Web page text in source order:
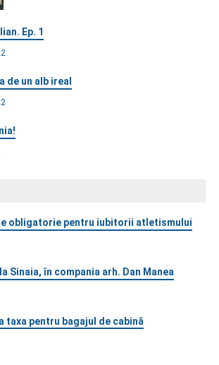
Ep. 1
de un alb ireal
obligatorie pentru iubitorii atletismului
Sinaia, în compania arh. Dan Manea
taxa pentru bagajul de cabină